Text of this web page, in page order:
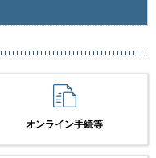
オンライン手続等